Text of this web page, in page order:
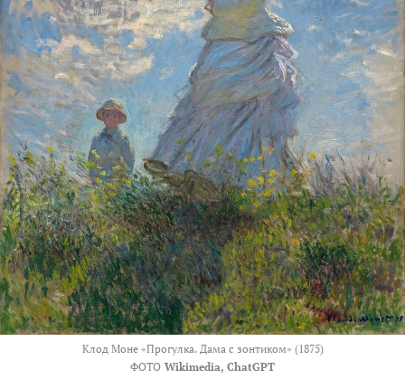
Клод Моне «Прогулка. Дама с зонтиком» (1875)
ФОТО Wikimedia, ChatGPT